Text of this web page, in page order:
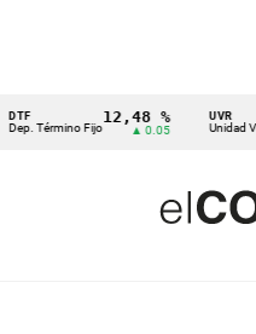
Fijo
12,48 %
▲ 0.05
UVR
Unidad Valor Real